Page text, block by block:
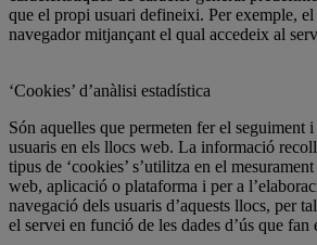
que el propi usuari defineixi. Per exemple,
navegador mitjançant el qual accedeix al
‘Cookies’ d’anàlisi estadística
Són aquelles que permeten fer el seguiment
usuaris en els llocs web. La informació
tipus de ‘cookies’ s’utilitza en el
web, aplicació o plataforma i per a
navegació dels usuaris d’aquests llocs, per
el servei en funció de les dades d’ús que fan